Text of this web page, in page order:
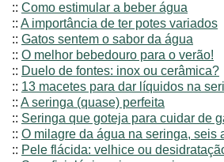
:: Como estimular a beber água
:: A importância de ter potes variados
:: Gatos sentem o sabor da água
:: O melhor bebedouro para o verão!
:: Duelo de fontes: inox ou cerâmica?
:: 13 macetes para dar líquidos na
:: A seringa (quase) perfeita
:: Seringa que goteja para cuidar de
:: O milagre da água na seringa, seis
:: Pele flácida: velhice ou